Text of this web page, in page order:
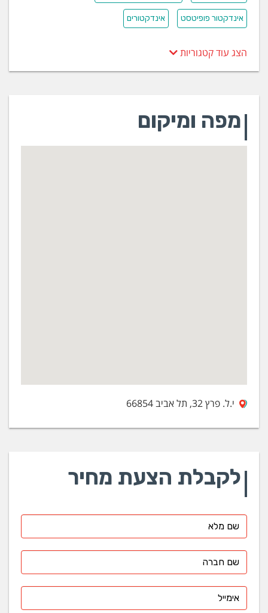
אינדקטור פופיטסט אינדקטורים
הצג עוד קטגוריות
מפה ומיקום
י.ל. פרץ 32, תל אביב 66854
לקבלת הצעת מחיר